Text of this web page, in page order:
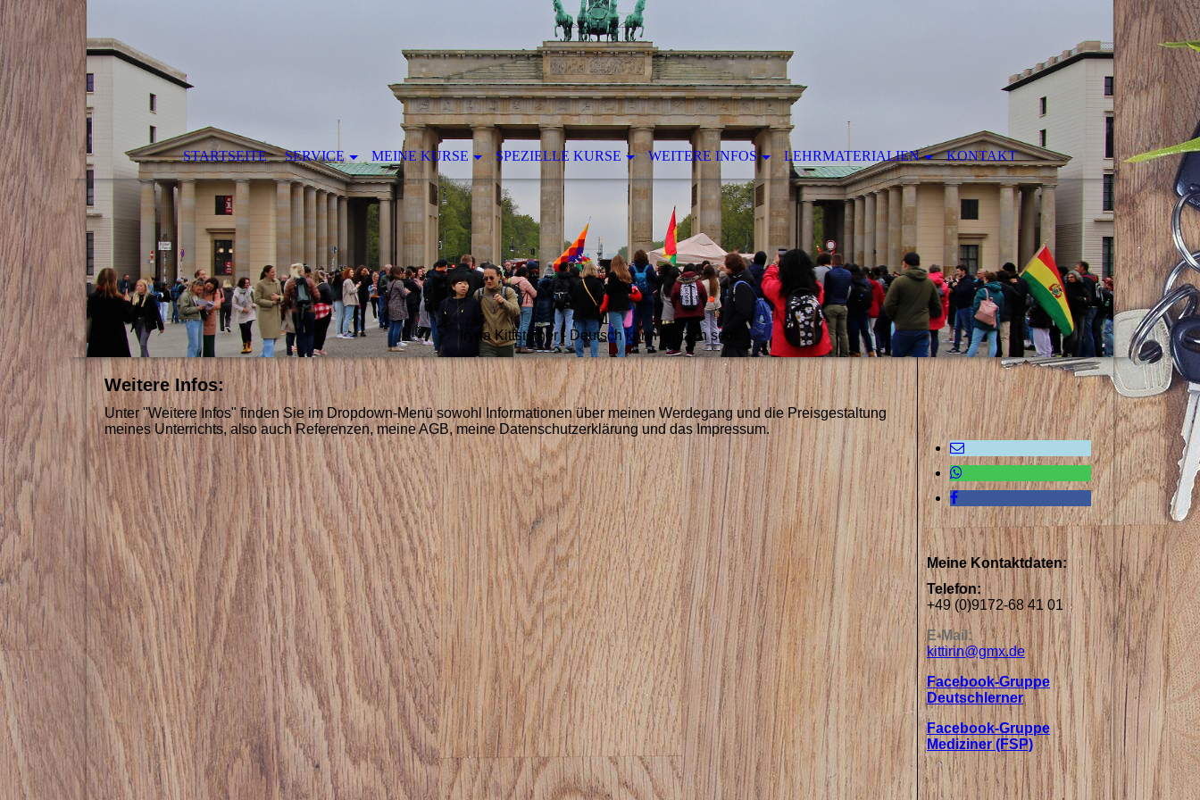
STARTSEITE SERVICE MEINE KURSE SPEZIELLE KURSE WEITERE INFOS LEHRMATERIALIEN KONTAKT
Iryna Kittsteiner - Deutsch kann einfach sein.
Weitere Infos:
Unter "Weitere Infos" finden Sie im Dropdown-Menü sowohl Informationen über meinen Werdegang und die Preisgestaltung
meines Unterrichts, also auch Referenzen, meine AGB, meine Datenschutzerklärung und das Impressum.
Meine Kontaktdaten:
Telefon:
+49 (0)9172-68 41 01
E-Mail:
kittirin@gmx.de
Facebook-Gruppe
Deutschlerner
Facebook-Gruppe
Mediziner (FSP)